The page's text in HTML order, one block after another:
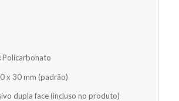
Policarbonato
x 30 mm (padrão)
dupla face (incluso no produto)